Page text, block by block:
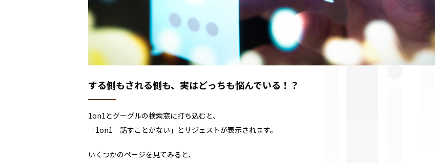
する側もされる側も、実はどっちも悩んでいる！？
1on1とグーグルの検索窓に打ち込むと、
「1on1 話すことがない」とサジェストが表示されます。
いくつかのページを見てみると、